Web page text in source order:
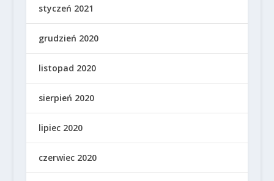
styczeń 2021
grudzień 2020
listopad 2020
sierpień 2020
lipiec 2020
czerwiec 2020